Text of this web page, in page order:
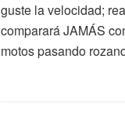
guste la velocidad;
comparará JAMÁS
motos pasando